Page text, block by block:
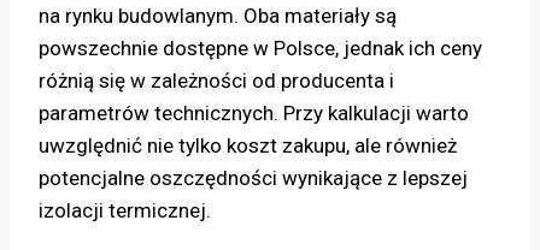
na rynku budowlanym. Oba materiały są
powszechnie dostępne w Polsce, jednak ich ceny
różnią się w zależności od producenta i
parametrów technicznych. Przy kalkulacji warto
uwzględnić nie tylko koszt zakupu, ale również
potencjalne oszczędności wynikające z lepszej
izolacji termicznej.